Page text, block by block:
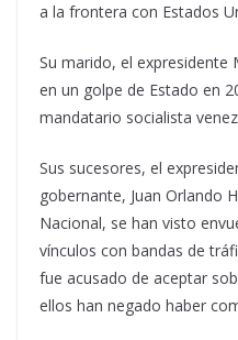
a la frontera con Estados
Su marido, el expresidente
en un golpe de Estado en
mandatario socialista
Sus sucesores, el
gobernante, Juan Orlando
Nacional, se han visto
vínculos con bandas de
fue acusado de aceptar
ellos han negado haber